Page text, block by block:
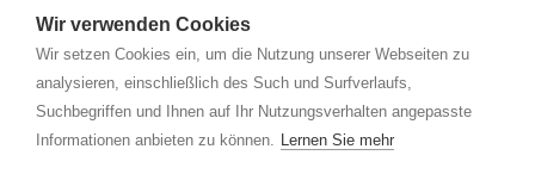
Wir verwenden Cookies
Wir setzen Cookies ein, um die Nutzung unserer Webseiten zu
analysieren, einschließlich des Such und Surfverlaufs,
Suchbegriffen und Ihnen auf Ihr Nutzungsverhalten angepasste
Informationen anbieten zu können. Lernen Sie mehr
Impressum
Abonniere uns